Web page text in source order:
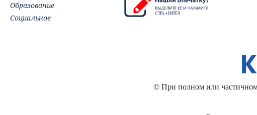
Образование
Социальное
© При полном или частичном